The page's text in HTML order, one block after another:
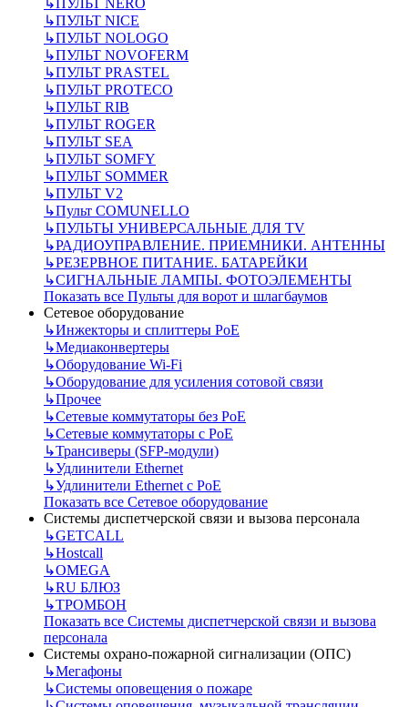
↳ПУЛЬТ NERO
↳ПУЛЬТ NICE
↳ПУЛЬТ NOLOGO
↳ПУЛЬТ NOVOFERM
↳ПУЛЬТ PRASTEL
↳ПУЛЬТ PROTECO
↳ПУЛЬТ RIB
↳ПУЛЬТ ROGER
↳ПУЛЬТ SEA
↳ПУЛЬТ SOMFY
↳ПУЛЬТ SOMMER
↳ПУЛЬТ V2
↳Пульт СOMUNELLO
↳ПУЛЬТЫ УНИВЕРСАЛЬНЫЕ ДЛЯ TV
↳РАДИОУПРАВЛЕНИЕ. ПРИЕМНИКИ. АНТЕННЫ
↳РЕЗЕРВНОЕ ПИТАНИЕ. БАТАРЕЙКИ
↳СИГНАЛЬНЫЕ ЛАМПЫ. ФОТОЭЛЕМЕНТЫ
Показать все Пульты для ворот и шлагбаумов
Сетевое оборудование
↳Инжекторы и сплиттеры РоЕ
↳Медиаконвертеры
↳Оборудование Wi-Fi
↳Оборудование для усиления сотовой связи
↳Прочее
↳Сетевые коммутаторы без РоЕ
↳Сетевые коммутаторы с РоЕ
↳Трансиверы (SFP-модули)
↳Удлинители Ethernet
↳Удлинители Ethernet с PoE
Показать все Сетевое оборудование
Системы диспетчерской связи и вызова персонала
↳GETCALL
↳Hostcall
↳OMEGA
↳RU БЛЮЗ
↳ТРОМБОН
Показать все Системы диспетчерской связи и вызова
персонала
Системы охрано-пожарной сигнализации (ОПС)
↳Мегафоны
↳Системы оповещения о пожаре